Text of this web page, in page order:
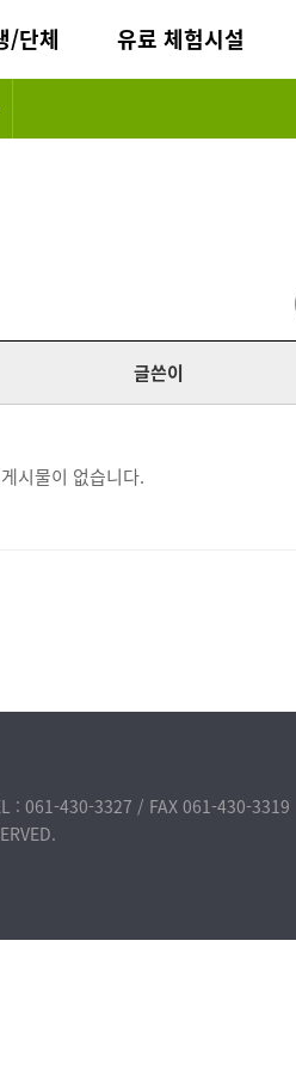
/단체 유료 체험시설
글쓴이
게시물이 없습니다.
: 061-430-3327 / FAX 061-430-3319